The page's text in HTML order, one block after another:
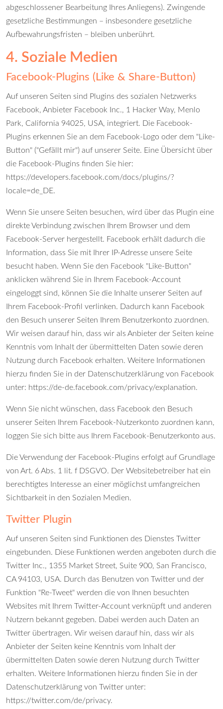
abgeschlossener Bearbeitung Ihres Anliegens). Zwingende
gesetzliche Bestimmungen – insbesondere gesetzliche
Aufbewahrungsfristen – bleiben unberührt.
4. Soziale Medien
Facebook-Plugins (Like & Share-Button)
Auf unseren Seiten sind Plugins des sozialen Netzwerks
Facebook, Anbieter Facebook Inc., 1 Hacker Way, Menlo
Park, California 94025, USA, integriert. Die Facebook-
Plugins erkennen Sie an dem Facebook-Logo oder dem "Like-
Button" ("Gefällt mir") auf unserer Seite. Eine Übersicht über
die Facebook-Plugins finden Sie hier:
https://developers.facebook.com/docs/plugins/?
locale=de_DE.
Wenn Sie unsere Seiten besuchen, wird über das Plugin eine
direkte Verbindung zwischen Ihrem Browser und dem
Facebook-Server hergestellt. Facebook erhält dadurch die
Information, dass Sie mit Ihrer IP-Adresse unsere Seite
besucht haben. Wenn Sie den Facebook "Like-Button"
anklicken während Sie in Ihrem Facebook-Account
eingeloggt sind, können Sie die Inhalte unserer Seiten auf
Ihrem Facebook-Profil verlinken. Dadurch kann Facebook
den Besuch unserer Seiten Ihrem Benutzerkonto zuordnen.
Wir weisen darauf hin, dass wir als Anbieter der Seiten keine
Kenntnis vom Inhalt der übermittelten Daten sowie deren
Nutzung durch Facebook erhalten. Weitere Informationen
hierzu finden Sie in der Datenschutzerklärung von Facebook
unter: https://de-de.facebook.com/privacy/explanation.
Wenn Sie nicht wünschen, dass Facebook den Besuch
unserer Seiten Ihrem Facebook-Nutzerkonto zuordnen kann,
loggen Sie sich bitte aus Ihrem Facebook-Benutzerkonto aus.
Die Verwendung der Facebook-Plugins erfolgt auf Grundlage
von Art. 6 Abs. 1 lit. f DSGVO. Der Websitebetreiber hat ein
berechtigtes Interesse an einer möglichst umfangreichen
Sichtbarkeit in den Sozialen Medien.
Twitter Plugin
Auf unseren Seiten sind Funktionen des Dienstes Twitter
eingebunden. Diese Funktionen werden angeboten durch die
Twitter Inc., 1355 Market Street, Suite 900, San Francisco,
CA 94103, USA. Durch das Benutzen von Twitter und der
Funktion "Re-Tweet" werden die von Ihnen besuchten
Websites mit Ihrem Twitter-Account verknüpft und anderen
Nutzern bekannt gegeben. Dabei werden auch Daten an
Twitter übertragen. Wir weisen darauf hin, dass wir als
Anbieter der Seiten keine Kenntnis vom Inhalt der
übermittelten Daten sowie deren Nutzung durch Twitter
erhalten. Weitere Informationen hierzu finden Sie in der
Datenschutzerklärung von Twitter unter:
https://twitter.com/de/privacy.